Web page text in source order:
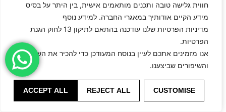
חווית גלישה טובה ותכנים מותאמים אישית, בין היתר על בסיס
מידע הקיים אודותיך במאגרי החברה. למידע נוסף
מדיניות הפרטיות שלנו עודכנה בהתאם לתיקון 13 לחוק הגנת
הפרטיות.
אנו מזמינים אתכם לעיין בנוסח המעודכן כדי להכיר את השינויים
והשיפורים שביצענו.
CUSTOMISE
REJECT ALL
ACCEPT ALL